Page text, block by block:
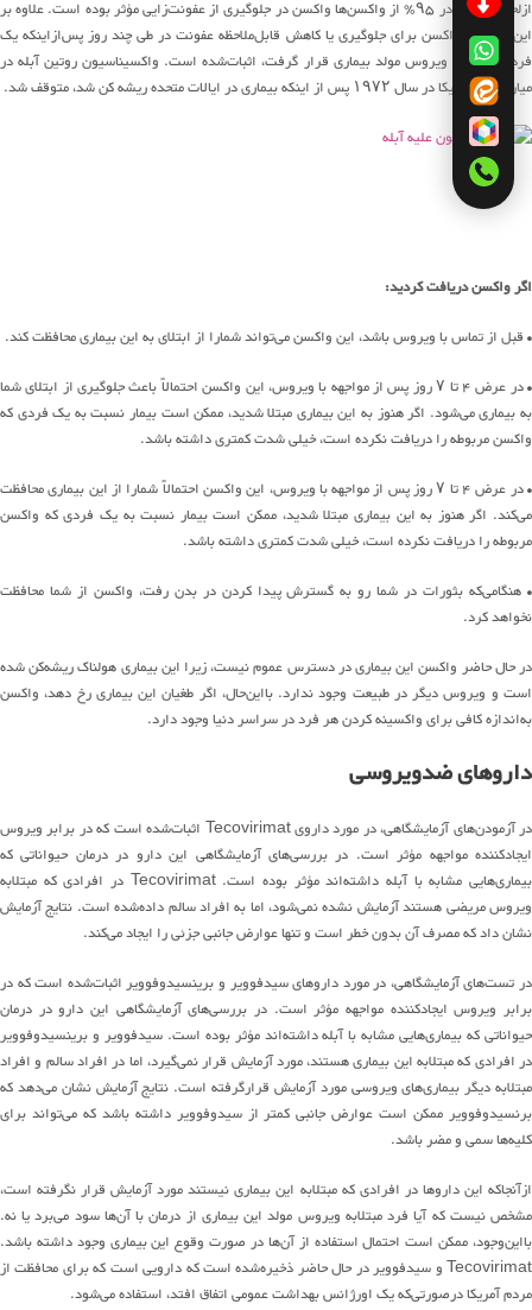
ازلحاظ تاریخی، در ۹۵٪ از واکسن‌ها واکسن در جلوگیری از عفونت‌زایی مؤثر بوده است. علاوه بر
این، قابلیت واکسن برای جلوگیری یا کاهش قابل‌ملاحظه عفونت در طی چند روز پس‌ازاینکه یک
فرد در معرض ویروس مولد بیماری قرار گرفت، اثبات‌شده است. واکسیناسیون روتین آبله در
میان مردم آمریکا در سال ۱۹۷۲ پس از اینکه بیماری در ایالات متحده ریشه کن شد، متوقف شد.
اگر واکسن دریافت کردید:
• قبل از تماس با ویروس باشد، این واکسن می‌تواند شمارا از ابتلای به این بیماری محافظت کند.
• در عرض ۴ تا ۷ روز پس از مواجهه با ویروس، این واکسن احتمالاً باعث جلوگیری از ابتلای شما
به بیماری می‌شود. اگر هنوز به این بیماری مبتلا شدید، ممکن است بیمار نسبت به یک فردی که
واکسن مربوطه را دریافت نکرده است، خیلی شدت کمتری داشته باشد.
• در عرض ۴ تا ۷ روز پس از مواجهه با ویروس، این واکسن احتمالاً شمارا از این بیماری محافظت
می‌کند. اگر هنوز به این بیماری مبتلا شدید، ممکن است بیمار نسبت به یک فردی که واکسن
مربوطه را دریافت نکرده است، خیلی شدت کمتری داشته باشد.
• هنگامی‌که بثورات در شما رو به گسترش پیدا کردن در بدن رفت، واکسن از شما محافظت
نخواهد کرد.
در حال حاضر واکسن این بیماری در دسترس عموم نیست، زیرا این بیماری هولناک ریشه‌کن شده
است و ویروس دیگر در طبیعت وجود ندارد. بااین‌حال، اگر طغیان این بیماری رخ دهد، واکسن
به‌اندازه کافی برای واکسینه کردن هر فرد در سراسر دنیا وجود دارد.
داروهای ضدویروسی
در آزمودن‌های آزمایشگاهی، در مورد داروی Tecovirimat اثبات‌شده است که در برابر ویروس
ایجادکننده مواجهه مؤثر است. در بررسی‌های آزمایشگاهی این دارو در درمان حیواناتی که
بیماری‌هایی مشابه با آبله داشته‌اند مؤثر بوده است. Tecovirimat در افرادی که مبتلابه
ویروس مریضی هستند آزمایش نشده نمی‌شود، اما به افراد سالم داده‌شده است. نتایج آزمایش
نشان داد که مصرف آن بدون خطر است و تنها عوارض جانبی جزئی را ایجاد می‌کند.
در تست‌های آزمایشگاهی، در مورد داروهای سیدفوویر و برینسیدوفوویر اثبات‌شده است که در
برابر ویروس ایجادکننده مواجهه مؤثر است. در بررسی‌های آزمایشگاهی این دارو در درمان
حیواناتی که بیماری‌هایی مشابه با آبله داشته‌اند مؤثر بوده است. سیدفوویر و برینسیدوفوویر
در افرادی که مبتلابه این بیماری هستند، مورد آزمایش قرار نمی‌گیرد، اما در افراد سالم و افراد
مبتلابه دیگر بیماری‌های ویروسی مورد آزمایش قرارگرفته است. نتایج آزمایش نشان می‌دهد که
برنسیدوفوویر ممکن است عوارض جانبی کمتر از سیدوفوویر داشته باشد که می‌تواند برای
کلیه‌ها سمی و مضر باشد.
ازآنجاکه این داروها در افرادی که مبتلابه این بیماری نیستند مورد آزمایش قرار نگرفته است،
مشخص نیست که آیا فرد مبتلابه ویروس مولد این بیماری از درمان با آن‌ها سود می‌برد یا نه.
بااین‌وجود، ممکن است احتمال استفاده از آن‌ها در صورت وقوع این بیماری وجود داشته باشد.
Tecovirimat و سیدفوویر در حال حاضر ذخیره‌شده است که دارویی است که برای محافظت از
مردم آمریکا درصورتی‌که یک اورژانس بهداشت عمومی اتفاق افتد، استفاده می‌شود.